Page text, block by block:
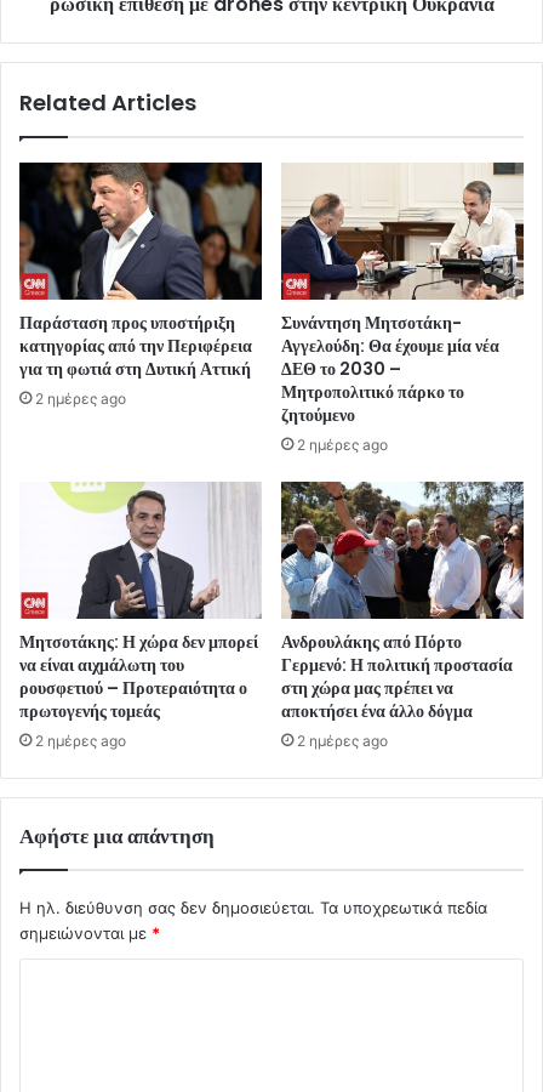
Related Articles
Παράσταση προς υποστήριξη
κατηγορίας από την Περιφέρεια
για τη φωτιά στη Δυτική Αττική
2 ημέρες ago
Συνάντηση Μητσοτάκη-
Αγγελούδη: Θα έχουμε μία νέα
ΔΕΘ το 2030 –
Μητροπολιτικό πάρκο το
ζητούμενο
2 ημέρες ago
Μητσοτάκης: Η χώρα δεν μπορεί
να είναι αιχμάλωτη του
ρουσφετιού – Προτεραιότητα ο
πρωτογενής τομεάς
2 ημέρες ago
Ανδρουλάκης από Πόρτο
Γερμενό: Η πολιτική προστασία
στη χώρα μας πρέπει να
αποκτήσει ένα άλλο δόγμα
2 ημέρες ago
Αφήστε μια απάντηση
Η ηλ. διεύθυνση σας δεν δημοσιεύεται. Τα υποχρεωτικά πεδία
σημειώνονται με *